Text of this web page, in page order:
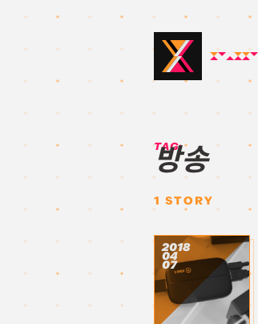
TAG:
방송
1 STORY
2018
04
07